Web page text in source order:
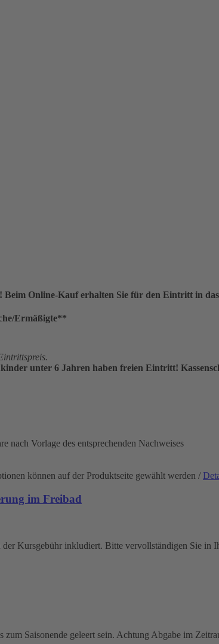
Beim Online-Kauf erhalten Sie für den Eintritt in
Ermäßigte**
unter 6 Jahren haben freien Eintritt!
nach Vorlage des entsprechenden Nachweises
können auf der Produktseite gewählt werden /
im Freibad
Kursgebühr inkludiert. Bitte vervollständigen Sie in
Saisonende geleert sein. Achtung Abgabe im